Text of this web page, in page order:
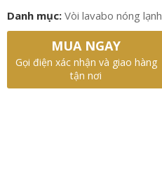
Danh mục: Vòi lavabo nóng lạnh
MUA NGAY
Gọi điện xác nhận và giao hàng
tận nơi